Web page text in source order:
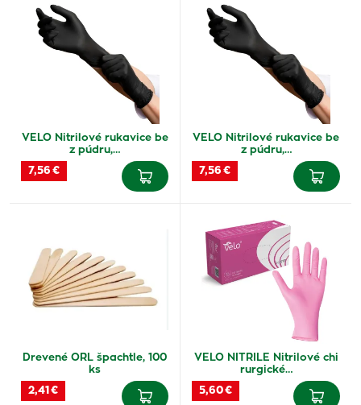
VELO Nitrilové rukavice be
z púdru,…
7,56 €
VELO Nitrilové rukavice be
z púdru,…
7,56 €
Drevené ORL špachtle, 100
ks
2,41 €
VELO NITRILE Nitrilové chi
rurgické…
5,60 €